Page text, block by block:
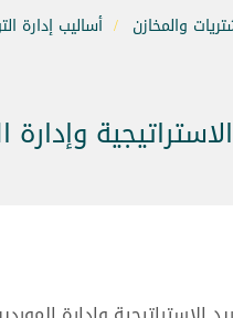
والمخازن أساليب إدارة
وإدارة